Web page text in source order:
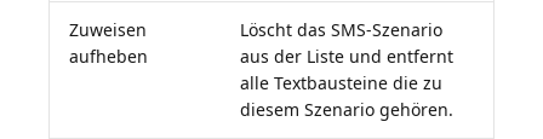
Zuweisen
aufheben
Löscht das SMS-Szenario
aus der Liste und entfernt
alle Textbausteine die zu
diesem Szenario gehören.